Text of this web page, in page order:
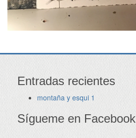
Entradas recientes
montaña y esqui 1
Sígueme en Facebook